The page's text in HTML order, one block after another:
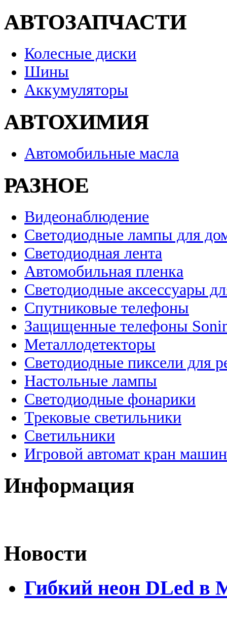
АВТОЗАПЧАСТИ
Колесные диски
Шины
Аккумуляторы
АВТОХИМИЯ
Автомобильные масла
РАЗНОЕ
Видеонаблюдение
Светодиодные лампы для
Светодиодная лента
Автомобильная пленка
Светодиодные аксессуары
Спутниковые телефоны
Защищенные телефоны
Металлодетекторы
Светодиодные пиксели для
Настольные лампы
Светодиодные фонарики
Трековые светильники
Светильники
Игровой автомат кран
Информация
Новости
Гибкий неон DLed в